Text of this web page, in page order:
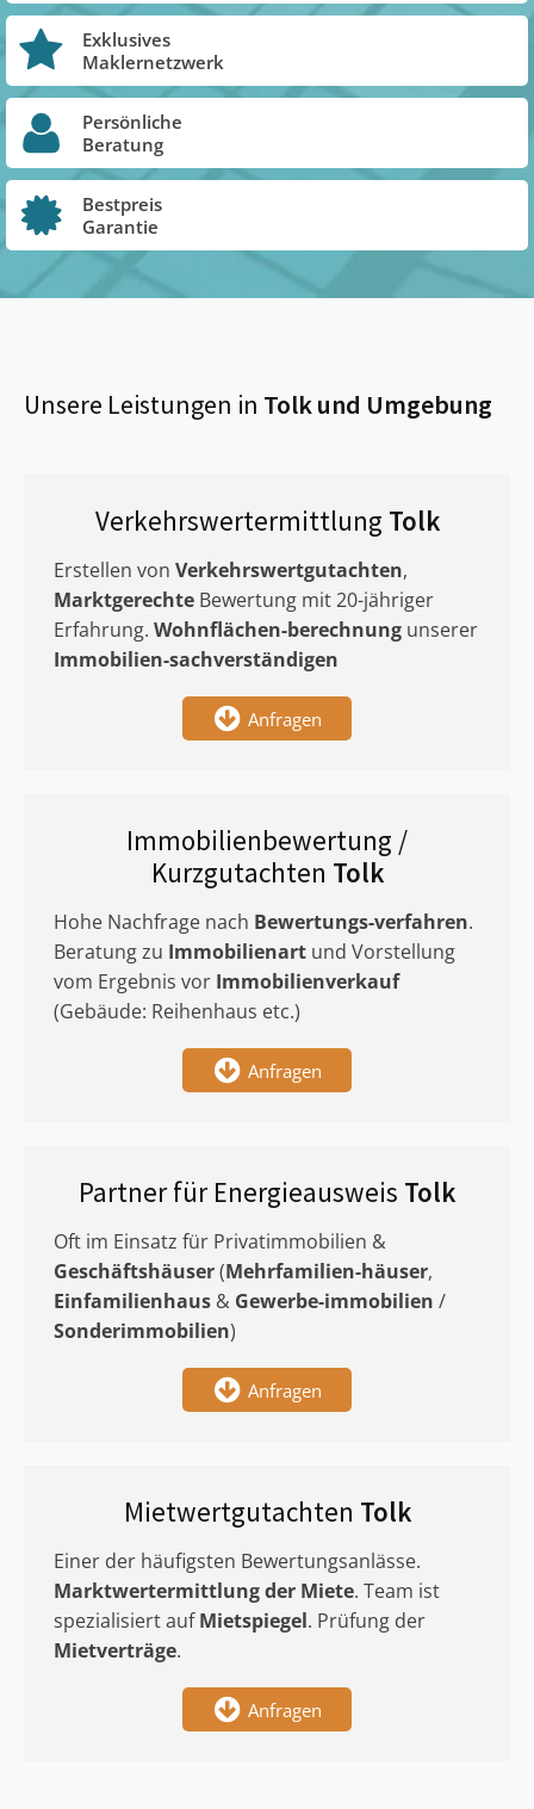
Exklusives
Maklernetzwerk
Persönliche
Beratung
Bestpreis
Garantie
Unsere Leistungen in Tolkund Umgebung
Verkehrswertermittlung Tolk
Erstellen von Verkehrswertgutachten,
Marktgerechte Bewertung mit 20-jähriger
Erfahrung. Wohnflächen-berechnung unserer
Immobilien-sachverständigen
Anfragen
Immobilienbewertung /
Kurzgutachten Tolk
Hohe Nachfrage nach Bewertungs-verfahren.
Beratung zu Immobilienart und Vorstellung
vom Ergebnis vor Immobilienverkauf
(Gebäude: Reihenhaus etc.)
Anfragen
Partner für Energieausweis Tolk
Oft im Einsatz für Privatimmobilien &
Geschäftshäuser(Mehrfamilien-häuser,
Einfamilienhaus & Gewerbe-immobilien /
Sonderimmobilien)
Anfragen
Mietwertgutachten Tolk
Einer der häufigsten Bewertungsanlässe.
Marktwertermittlungder Miete. Team ist
spezialisiert aufMietspiegel. Prüfung der
Mietverträge.
Anfragen